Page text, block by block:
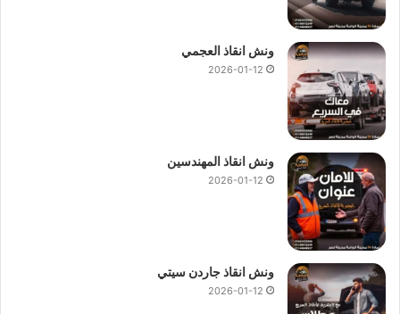
ونش انقاذ العجمي
2026-01-12
ونش انقاذ المهندسين
2026-01-12
ونش انقاذ جاردن سيتي
2026-01-12